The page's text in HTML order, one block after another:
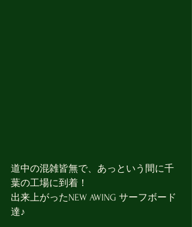
道中の混雑皆無で、あっという間に千
葉の工場に到着！
出来上がったNEW AWING サーフボード
達♪